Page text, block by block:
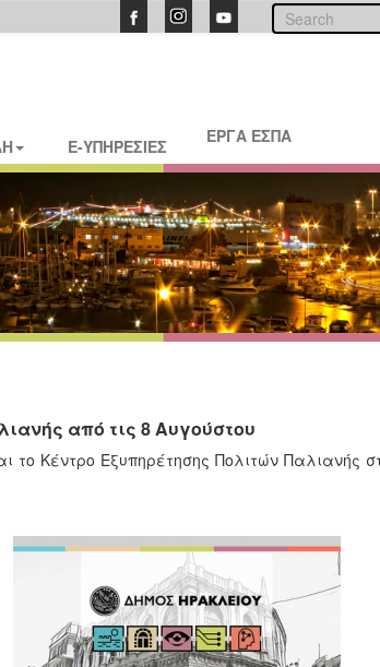
E-ΥΠΗΡΕΣΙΕΣ ΕΡΓΑ ΕΣΠΑ
από τις 8 Αυγούστου
το Κέντρο Εξυπηρέτησης Πολιτών Παλιανής